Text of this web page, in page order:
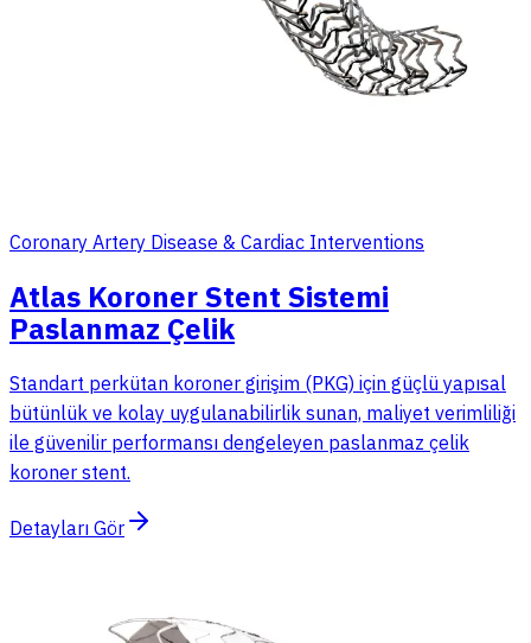
Coronary Artery Disease & Cardiac Interventions
Atlas Koroner Stent Sistemi
Paslanmaz Çelik
Standart perkütan koroner girişim (PKG) için güçlü yapısal
bütünlük ve kolay uygulanabilirlik sunan, maliyet verimliliği
ile güvenilir performansı dengeleyen paslanmaz çelik
koroner stent.
Detayları Gör